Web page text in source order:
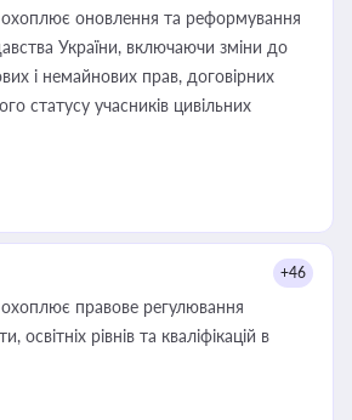
оновлення та реформування
України, включаючи зміни до
і немайнових прав, договірних
статусу учасників цивільних
+46
правове регулювання
освітніх рівнів та кваліфікацій в